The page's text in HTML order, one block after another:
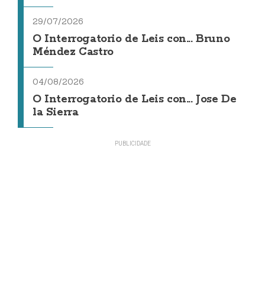
29/07/2026
O Interrogatorio de Leis con... Bruno
Méndez Castro
04/08/2026
O Interrogatorio de Leis con... Jose De
la Sierra